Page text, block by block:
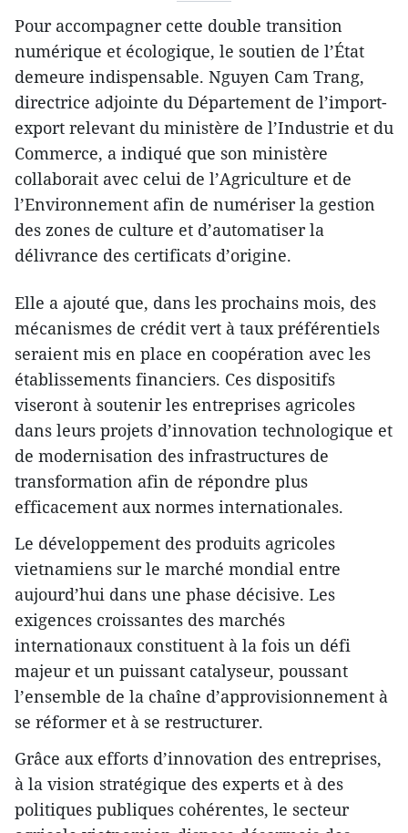
Pour accompagner cette double transition
numérique et écologique, le soutien de l’État
demeure indispensable. Nguyen Cam Trang,
directrice adjointe du Département de l’import-
export relevant du ministère de l’Industrie et du
Commerce, a indiqué que son ministère
collaborait avec celui de l’Agriculture et de
l’Environnement afin de numériser la gestion
des zones de culture et d’automatiser la
délivrance des certificats d’origine.
Elle a ajouté que, dans les prochains mois, des
mécanismes de crédit vert à taux préférentiels
seraient mis en place en coopération avec les
établissements financiers. Ces dispositifs
viseront à soutenir les entreprises agricoles
dans leurs projets d’innovation technologique et
de modernisation des infrastructures de
transformation afin de répondre plus
efficacement aux normes internationales.
Le développement des produits agricoles
vietnamiens sur le marché mondial entre
aujourd’hui dans une phase décisive. Les
exigences croissantes des marchés
internationaux constituent à la fois un défi
majeur et un puissant catalyseur, poussant
l’ensemble de la chaîne d’approvisionnement à
se réformer et à se restructurer.
Grâce aux efforts d’innovation des entreprises,
à la vision stratégique des experts et à des
politiques publiques cohérentes, le secteur